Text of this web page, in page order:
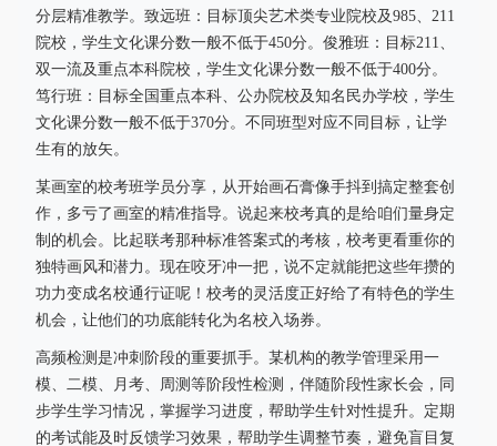
分层精准教学。致远班：目标顶尖艺术类专业院校及985、211
院校，学生文化课分数一般不低于450分。俊雅班：目标211、
双一流及重点本科院校，学生文化课分数一般不低于400分。
笃行班：目标全国重点本科、公办院校及知名民办学校，学生
文化课分数一般不低于370分。不同班型对应不同目标，让学
生有的放矢。
某画室的校考班学员分享，从开始画石膏像手抖到搞定整套创
作，多亏了画室的精准指导。说起来校考真的是给咱们量身定
制的机会。比起联考那种标准答案式的考核，校考更看重你的
独特画风和潜力。现在咬牙冲一把，说不定就能把这些年攒的
功力变成名校通行证呢！校考的灵活度正好给了有特色的学生
机会，让他们的功底能转化为名校入场券。
高频检测是冲刺阶段的重要抓手。某机构的教学管理采用一
模、二模、月考、周测等阶段性检测，伴随阶段性家长会，同
步学生学习情况，掌握学习进度，帮助学生针对性提升。定期
的考试能及时反馈学习效果，帮助学生调整节奏，避免盲目复